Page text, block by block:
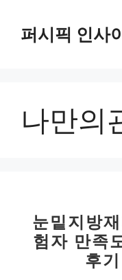
퍼시픽 인사
나만의
눈밑지방
험자 만족
후